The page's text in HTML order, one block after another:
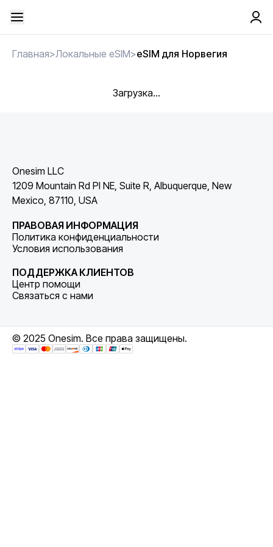
Главная>Локальные eSIM>eSIM для Норвегия
Загрузка...
Onesim LLC
1209 Mountain Rd Pl NE, Suite R, Albuquerque, New
Mexico, 87110, USA
ПРАВОВАЯ ИНФОРМАЦИЯ
Политика конфиденциальности
Условия использования
ПОДДЕРЖКА КЛИЕНТОВ
Центр помощи
Связаться с нами
© 2025 Onesim. Все права защищены.